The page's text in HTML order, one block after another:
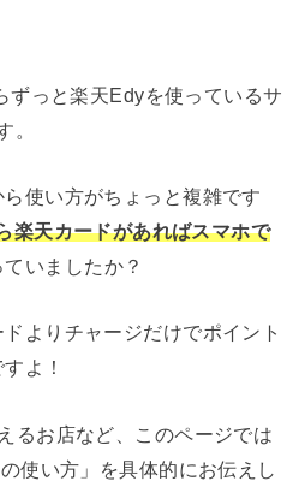
ずっと楽天Edyを使っているサ
。
使い方がちょっと複雑です
楽天カードがあればスマホで
いましたか？
よりチャージだけでポイント
よ！
るお店など、このページでは
使い方」を具体的にお伝えし